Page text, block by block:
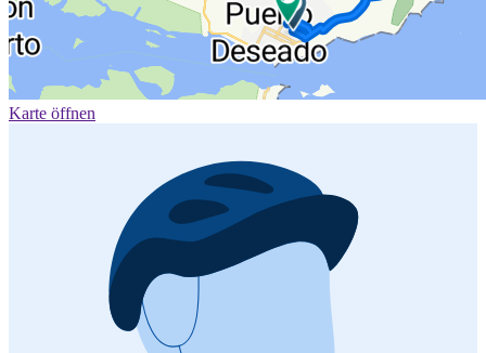
Karte öffnen